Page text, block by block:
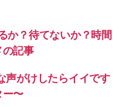
か？待てないか？時間
の記事
声がけしたらイイです
ー〜